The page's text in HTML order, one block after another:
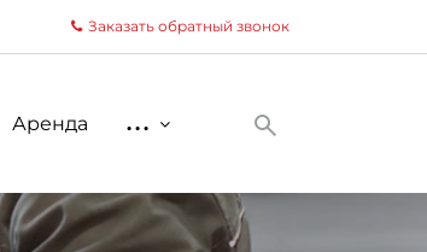
Заказать обратный звонок
Аренда ...